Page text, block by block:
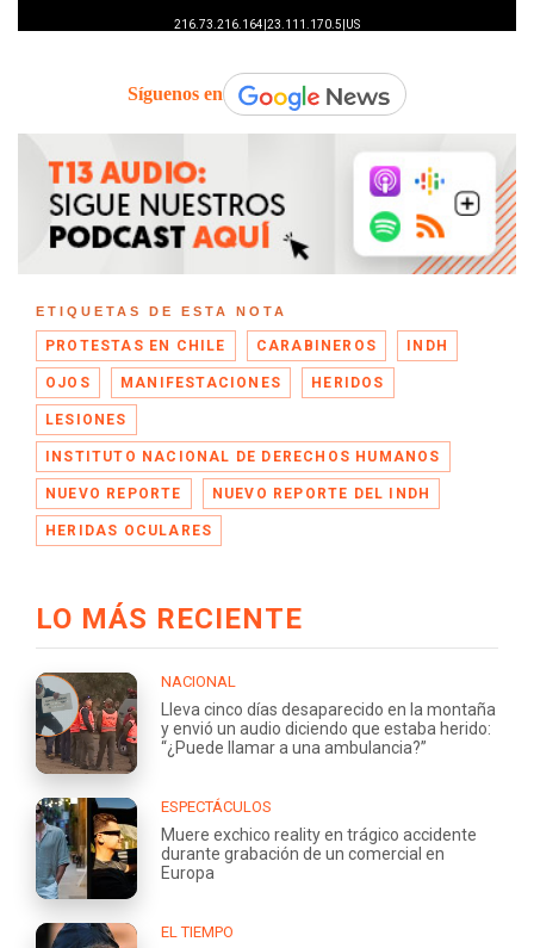
Síguenos en
ETIQUETAS DE ESTA NOTA
PROTESTAS EN CHILE CARABINEROS INDH
OJOS MANIFESTACIONES HERIDOS
LESIONES
INSTITUTO NACIONAL DE DERECHOS HUMANOS
NUEVO REPORTE NUEVO REPORTE DEL INDH
HERIDAS OCULARES
LO MÁS RECIENTE
NACIONAL
Lleva cinco días desaparecido en la montaña
y envió un audio diciendo que estaba herido:
“¿Puede llamar a una ambulancia?”
ESPECTÁCULOS
Muere exchico reality en trágico accidente
durante grabación de un comercial en
Europa
EL TIEMPO